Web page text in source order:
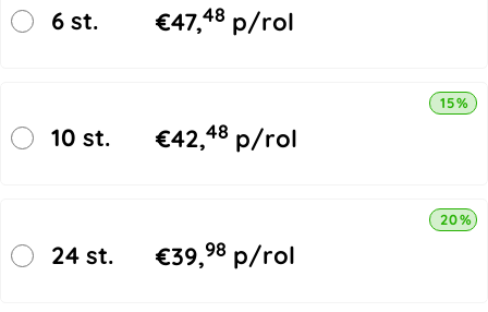
6 st. €47,48 p/rol
10 st. €42,48 p/rol
15%
24 st. €39,98 p/rol
20%